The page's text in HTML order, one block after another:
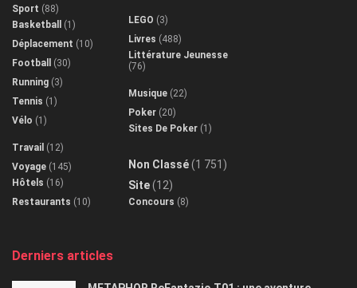
Sport (88)
Basketball
(1)
Déplacement (10)
Football
(30)
Running (3)
Tennis (1)
Vélo (1)
Travail (12)
Voyage (145)
Hôtels (16)
Restaurants (10)
LEGO (3)
Livres (488)
Littérature Jeunesse
(76)
Musique (22)
Poker (20)
Sites De Poker (1)
Non Classé(1 751)
Site(12)
Concours (8)
Derniers articles